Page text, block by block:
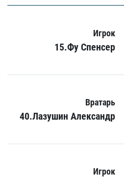
Игрок
15.Фу Спенсер
Вратарь
40.Лазушин Александр
Игрок